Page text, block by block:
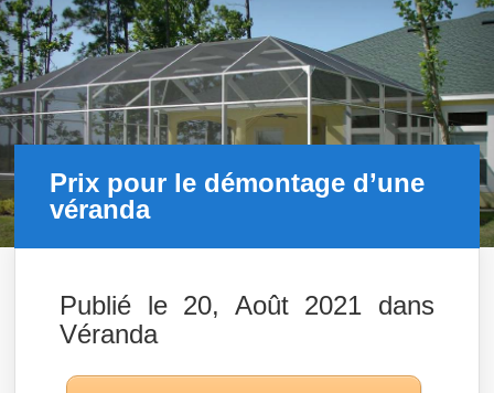
Prix pour le démontage d’une
véranda
Publié le 20, Août 2021 dans
Véranda